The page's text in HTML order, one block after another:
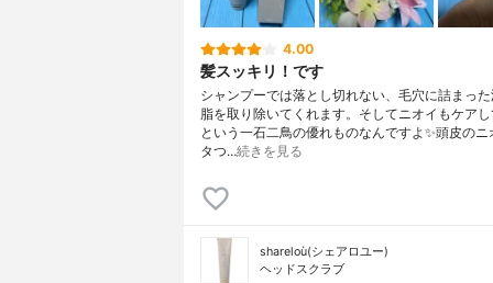
4.00
髪スッキリ！です
シャンプーでは落とし切れない、毛穴に詰まっ
脂を取り除いてくれます。そしてニオイもケア
という一石二鳥の優れものなんですよ✨頭皮のニ
タつ…続きを見る
shareloù(シェアロユー)
ヘッドスクラブ